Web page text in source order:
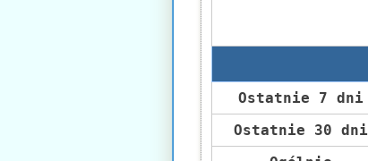
Ostatnie 7 dni
Ostatnie 30 dni